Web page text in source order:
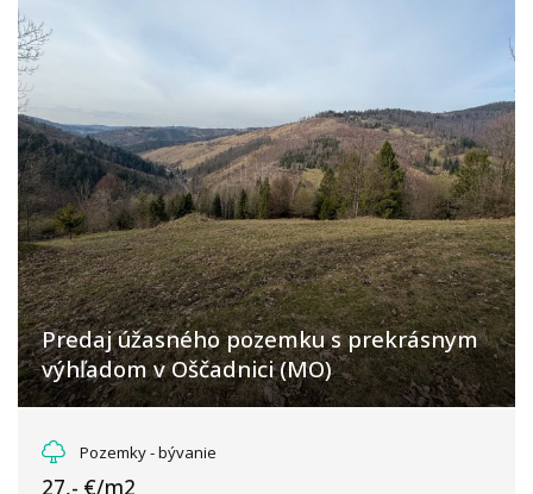
Predaj úžasného pozemku s prekrásnym
výhľadom v Oščadnici (MO)
Pozemky - bývanie
27,- €/m2